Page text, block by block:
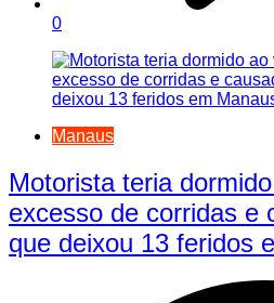
0
Manaus
Motorista teria
excesso de corridas e
que deixou 13 feridos